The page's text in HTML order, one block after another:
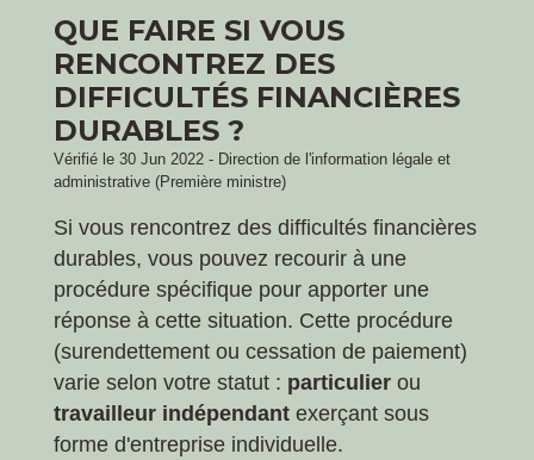
QUE FAIRE SI VOUS
RENCONTREZ DES
DIFFICULTÉS FINANCIÈRES
DURABLES ?
Vérifié le 30 Jun 2022 - Direction de l'information légale et
administrative (Première ministre)
Si vous rencontrez des difficultés financières
durables, vous pouvez recourir à une
procédure spécifique pour apporter une
réponse à cette situation. Cette procédure
(surendettement ou cessation de paiement)
varie selon votre statut : particulier ou
travailleur indépendant exerçant sous
forme d'entreprise individuelle.